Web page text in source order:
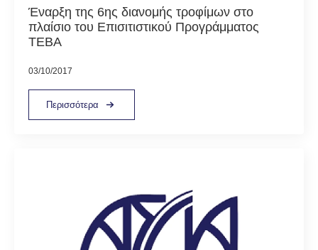
Έναρξη της 6ης διανομής τροφίμων στο
πλαίσιο του Επισιτιστικού Προγράμματος
ΤΕΒΑ
03/10/2017
Περισσότερα